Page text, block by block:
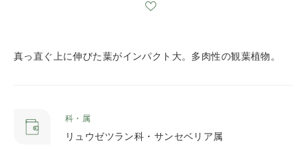
真っ直ぐ上に伸びた葉がインパクト大。多肉性の観葉植物。
科・属
リュウゼツラン科・サンセベリア属